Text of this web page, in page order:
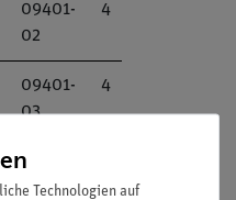
09401-
02
4
09401-
03
4
09401-
04Technologien auf